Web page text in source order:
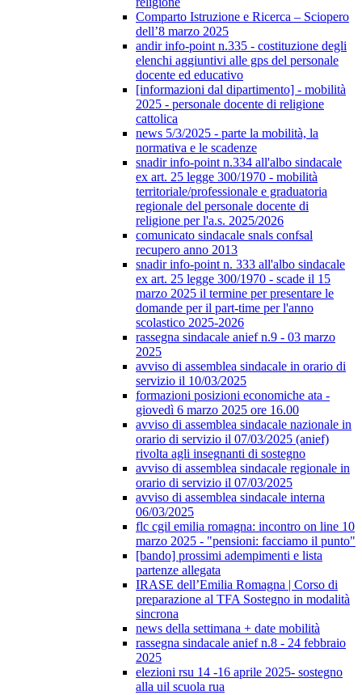
Comparto Istruzione e Ricerca – Sciopero
dell’8 marzo 2025
andir info-point n.335 - costituzione degli
elenchi aggiuntivi alle gps del personale
docente ed educativo
[informazioni dal dipartimento] - mobilità
2025 - personale docente di religione
cattolica
news 5/3/2025 - parte la mobilità, la
normativa e le scadenze
snadir info-point n.334 all'albo sindacale
ex art. 25 legge 300/1970 - mobilità
territoriale/professionale e graduatoria
regionale del personale docente di
religione per l'a.s. 2025/2026
comunicato sindacale snals confsal
recupero anno 2013
snadir info-point n. 333 all'albo sindacale
ex art. 25 legge 300/1970 - scade il 15
marzo 2025 il termine per presentare le
domande per il part-time per l'anno
scolastico 2025-2026
rassegna sindacale anief n.9 - 03 marzo
2025
avviso di assemblea sindacale in orario di
servizio il 10/03/2025
formazioni posizioni economiche ata -
giovedì 6 marzo 2025 ore 16.00
avviso di assemblea sindacale nazionale in
orario di servizio il 07/03/2025 (anief)
rivolta agli insegnanti di sostegno
avviso di assemblea sindacale regionale in
orario di servizio il 07/03/2025
avviso di assemblea sindacale interna
06/03/2025
flc cgil emilia romagna: incontro on line 10
marzo 2025 - "pensioni: facciamo il punto"
[bando] prossimi adempimenti e lista
partenze allegata
IRASE dell’Emilia Romagna | Corso di
preparazione al TFA Sostegno in modalità
sincrona
news della settimana + date mobilità
rassegna sindacale anief n.8 - 24 febbraio
2025
elezioni rsu 14 -16 aprile 2025- sostegno
alla uil scuola rua